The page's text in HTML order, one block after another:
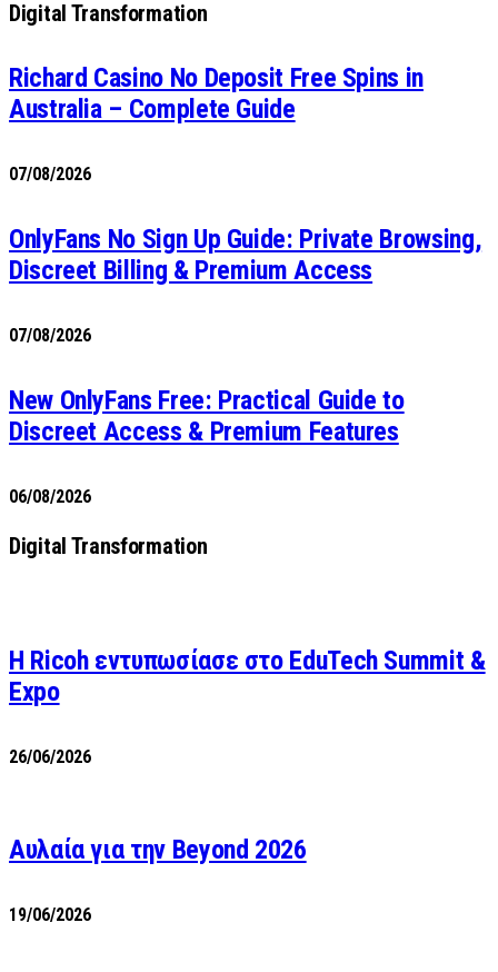
Digital Transformation
Richard Casino No Deposit Free Spins in
Australia – Complete Guide
07/08/2026
OnlyFans No Sign Up Guide: Private Browsing,
Discreet Billing & Premium Access
07/08/2026
New OnlyFans Free: Practical Guide to
Discreet Access & Premium Features
06/08/2026
Digital Transformation
Η Ricoh εντυπωσίασε στο EduTech Summit &
Expo
26/06/2026
Αυλαία για την Beyond 2026
19/06/2026